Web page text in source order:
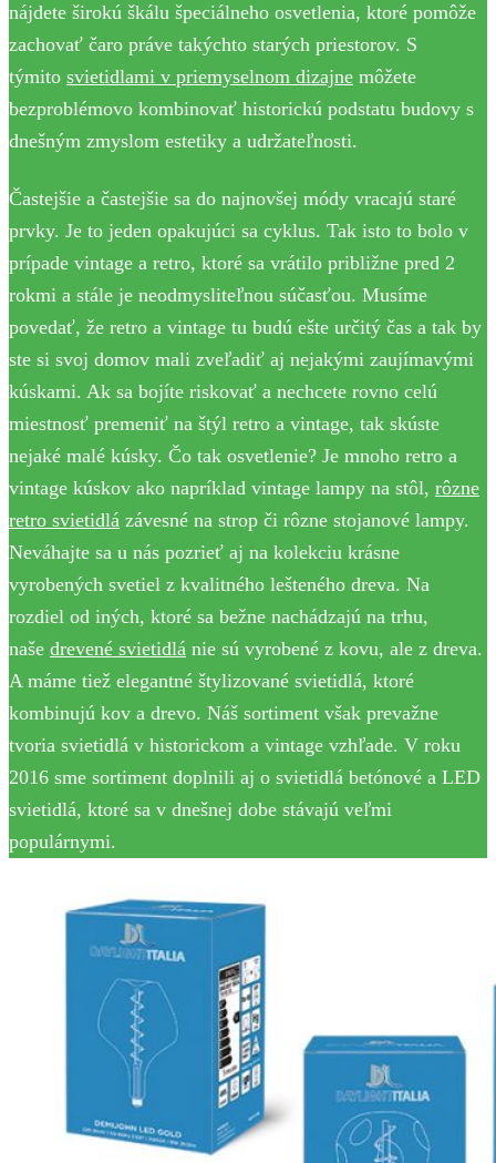
nájdete širokú škálu špeciálneho osvetlenia, ktoré pomôže
zachovať čaro práve takýchto starých priestorov. S
týmito svietidlami v priemyselnom dizajne môžete
bezproblémovo kombinovať historickú podstatu budovy s
dnešným zmyslom estetiky a udržateľnosti.
Častejšie a častejšie sa do najnovšej módy vracajú staré
prvky. Je to jeden opakujúci sa cyklus. Tak isto to bolo v
prípade vintage a retro, ktoré sa vrátilo približne pred 2
rokmi a stále je neodmysliteľnou súčasťou. Musíme
povedať, že retro a vintage tu budú ešte určitý čas a tak by
ste si svoj domov mali zveľadiť aj nejakými zaujímavými
kúskami. Ak sa bojíte riskovať a nechcete rovno celú
miestnosť premeniť na štýl retro a vintage, tak skúste
nejaké malé kúsky. Čo tak osvetlenie? Je mnoho retro a
vintage kúskov ako napríklad vintage lampy na stôl, rôzne
retro svietidlá závesné na strop či rôzne stojanové lampy.
Neváhajte sa u nás pozrieť aj na kolekciu krásne
vyrobených svetiel z kvalitného lešteného dreva. Na
rozdiel od iných, ktoré sa bežne nachádzajú na trhu,
naše drevené svietidlá nie sú vyrobené z kovu, ale z dreva.
A máme tiež elegantné štylizované svietidlá, ktoré
kombinujú kov a drevo. Náš sortiment však prevažne
tvoria svietidlá v historickom a vintage vzhľade. V roku
2016 sme sortiment doplnili aj o svietidlá betónové a LED
svietidlá, ktoré sa v dnešnej dobe stávajú veľmi
populárnymi.